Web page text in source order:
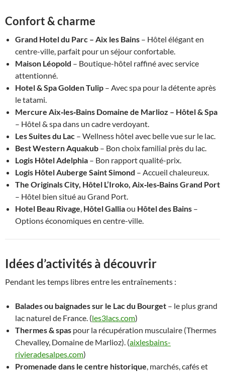
Confort & charme
Grand Hotel du Parc – Aix les Bains – Hôtel élégant en
centre-ville, parfait pour un séjour confortable.
Maison Léopold – Boutique-hôtel raffiné avec service
attentionné.
Hotel & Spa Golden Tulip – Avec spa pour la détente après
le tatami.
Mercure Aix‑les‑Bains Domaine de Marlioz – Hôtel & Spa
– Hôtel & spa dans un cadre verdoyant.
Les Suites du Lac – Wellness hôtel avec belle vue sur le lac.
Best Western Aquakub – Bon choix familial près du lac.
Logis Hôtel Adelphia – Bon rapport qualité-prix.
Logis Hôtel Auberge Saint Simond – Accueil chaleureux.
The Originals City, Hôtel L’Iroko, Aix‑les‑Bains Grand Port
– Hôtel bien situé au Grand Port.
Hotel Beau Rivage, Hôtel Galliaou Hôtel des Bains –
Options économiques en centre-ville.
Idées d’activités à découvrir
Pendant les temps libres entre les entraînements :
Balades ou baignades sur le Lac du Bourget – le plus grand
lac naturel de France. (les3lacs.com)
Thermes & spas pour la récupération musculaire (Thermes
Chevalley, Domaine de Marlioz). (aixlesbains-
rivieradesalpes.com)
Promenade dans le centre historique, marchés, cafés et